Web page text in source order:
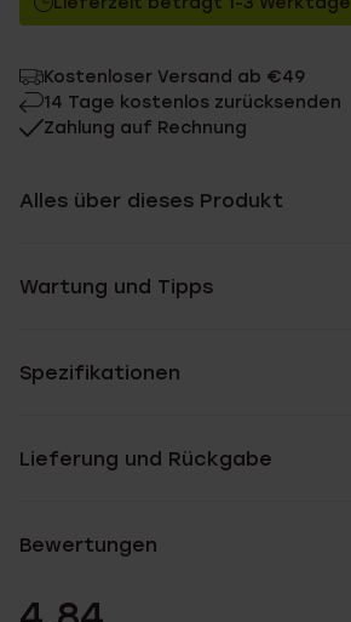
Kostenloser Versand ab €49
14 Tage kostenlos zurücksenden
Zahlung auf Rechnung
Alles über dieses Produkt
Wartung und Tipps
Spezifikationen
Lieferung und Rückgabe
Bewertungen